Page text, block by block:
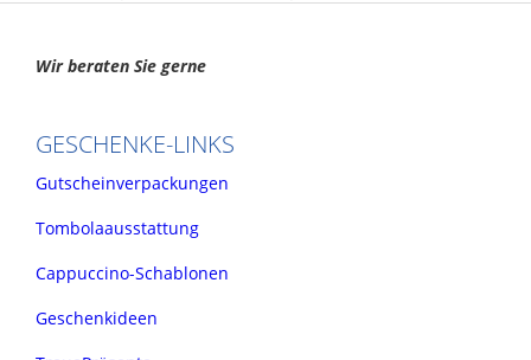
Wir beraten Sie gerne
GESCHENKE-LINKS
Gutscheinverpackungen
Tombolaausstattung
Cappuccino-Schablonen
Geschenkideen